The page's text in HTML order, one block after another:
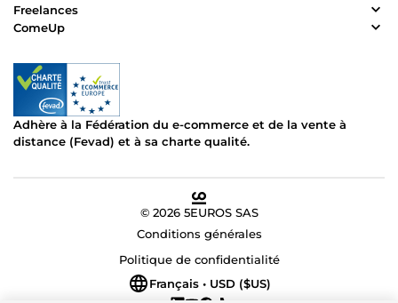
Freelances
ComeUp
Adhère à la Fédération du e-commerce et de la vente à
distance (Fevad) et à sa charte qualité.
© 2026 5EUROS SAS
Conditions générales
Politique de confidentialité
Français • USD ($US)